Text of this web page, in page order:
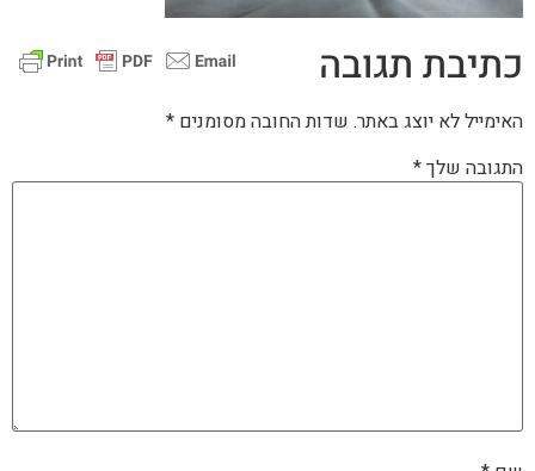
כתיבת תגובה
האימייל לא יוצג באתר. שדות החובה מסומנים *
התגובה שלך*